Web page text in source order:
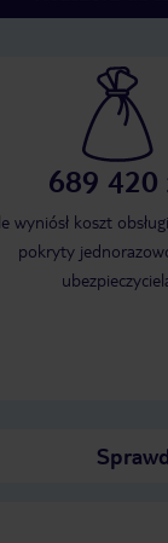
689 420
wyniósł koszt
pokryty